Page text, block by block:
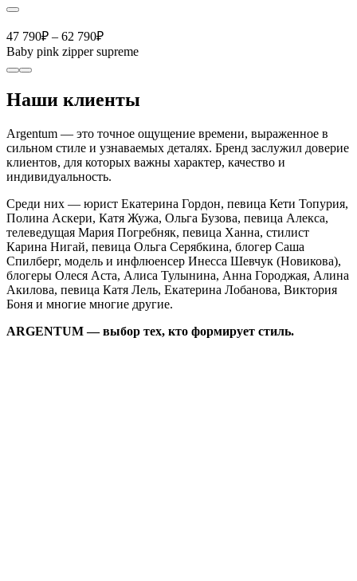
47 790₽ – 62 790₽
Baby pink zipper supreme
Наши клиенты
Argentum — это точное ощущение времени, выраженное в
сильном стиле и узнаваемых деталях. Бренд заслужил доверие
клиентов, для которых важны характер, качество и
индивидуальность.
Среди них — юрист Екатерина Гордон, певица Кети Топурия,
Полина Аскери, Катя Жужа, Ольга Бузова, певица Алекса,
телеведущая Мария Погребняк, певица Ханна, стилист
Карина Нигай, певица Ольга Серябкина, блогер Саша
Спилберг, модель и инфлюенсер Инесса Шевчук (Новикова),
блогеры Олеся Аста, Алиса Тулынина, Анна Городжая, Алина
Акилова, певица Катя Лель, Екатерина Лобанова, Виктория
Боня и многие многие другие.
ARGENTUM — выбор тех, кто формирует стиль.